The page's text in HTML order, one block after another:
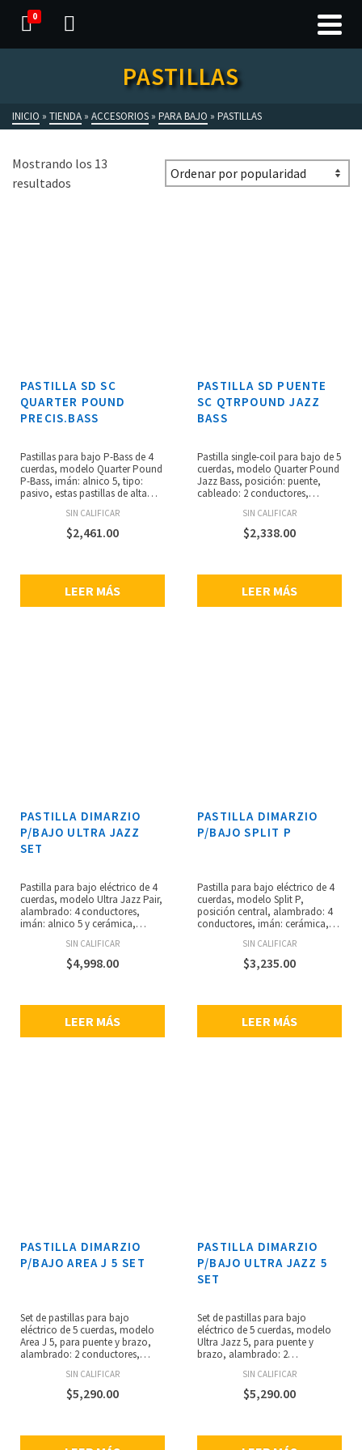
0
PASTILLAS
INICIO » TIENDA » ACCESORIOS » PARA BAJO » PASTILLAS
Mostrando los 13
resultados
PASTILLA SD SC
QUARTER POUND
PRECIS.BASS
Pastillas para bajo P-Bass de 4
cuerdas, modelo Quarter Pound
P-Bass, imán: alnico 5, tipo:
pasivo, estas pastillas de alta
tono y la mejor actitud que
podrías desear en una pastilla P-
Bass de alta salida.
SIN CALIFICAR
$2,461.00
LEER MÁS
PASTILLA SD PUENTE
SC QTRPOUND JAZZ
BASS
Pastilla single-coil para bajo de 5
cuerdas, modelo Quarter Pound
Jazz Bass, posición: puente,
cableado: 2 conductores,
alnico 5, resistencia: 16 kilo-
ohms, tamaño de cubierta más
amplio, gran ataque y actitud
SIN CALIFICAR
$2,338.00
LEER MÁS
PASTILLA DIMARZIO
P/BAJO ULTRA JAZZ
SET
Pastilla para bajo eléctrico de 4
cuerdas, modelo Ultra Jazz Pair,
alambrado: 4 conductores,
imán: alnico 5 y cerámica,
12.3 kilo-ohms, cancelación de
zumbido, sonido tradicional del
Fender Jazz Bass, agudos más
diseñado para adaptarse a la
posición del brazo y el puente
SIN CALIFICAR
$4,998.00
LEER MÁS
PASTILLA DIMARZIO
P/BAJO SPLIT P
Pastilla para bajo eléctrico de 4
cuerdas, modelo Split P,
posición central, alambrado: 4
conductores, imán: cerámica,
19.16 kilo-ohms, reproduce
dinámicas sutiles y el rango
completo de frecuencias de
trastes y amplificadores
modernos para bajo.
SIN CALIFICAR
$3,235.00
LEER MÁS
PASTILLA DIMARZIO
P/BAJO AREA J 5 SET
Set de pastillas para bajo
eléctrico de 5 cuerdas, modelo
Area J 5, para puente y brazo,
alambrado: 2 conductores,
estándar, resistencia: 9.32 y 9.56
kilo-ohms, calidez, sustain y un
tono de canto limpio, campo
claramente, mejora el sonido de
SIN CALIFICAR
$5,290.00
PASTILLA DIMARZIO
P/BAJO ULTRA JAZZ 5
SET
Set de pastillas para bajo
eléctrico de 5 cuerdas, modelo
Ultra Jazz 5, para puente y
brazo, alambrado: 2
cerámica, espaciado estándar,
resistencia: 16.6 y 16.9 kilo-ohms,
cancela el zumbido, produce
cinco cuerdas, diseñado para un
SIN CALIFICAR
$5,290.00